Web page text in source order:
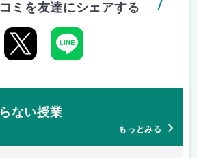
ミを友達にシェアする
ない授業
もっとみる